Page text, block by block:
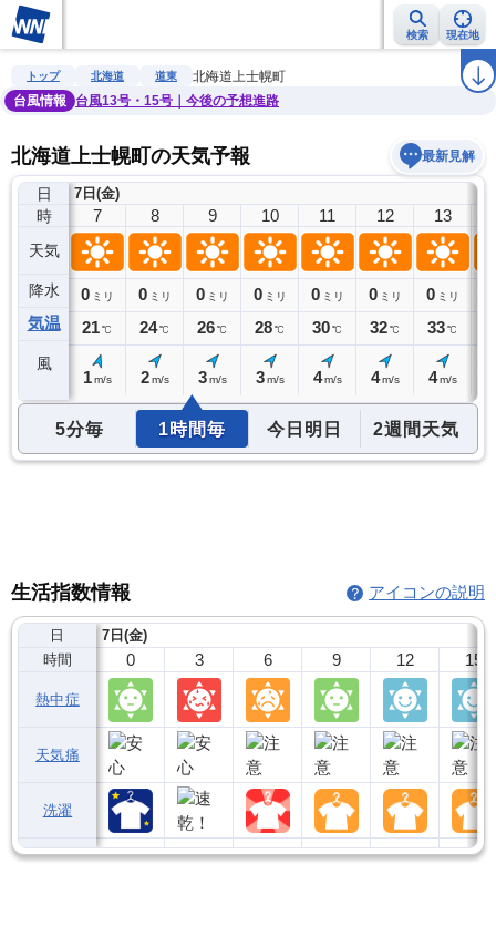
検索 現在地
雨雲レーダー 台風情報 地震情報 ラ
トップ 北海道 道東
北海道上士幌町
台風情報
台風13号・15号｜今後の予想進路
北海道上士幌町の天気予報 最新見解
日
時
天気
降水
気温
風
7日(金)
6
0ミリ
17℃
7
0 ミリ
21℃
1 m/s
8
0 ミリ
24℃
2 m/s
9
0 ミリ
26℃
3 m/s
10
0 ミリ
28℃
3 m/s
11
0 ミリ
30℃
4 m/s
12
0 ミリ
32℃
4 m/s
13
0 ミリ
33℃
4 m/s
5分毎 1時間毎 今日明日 2週間天気
生活指数情報 アイコンの説明
日
時間
熱中症
天気痛
洗濯
7日(金)
0 3 6 9 12 15